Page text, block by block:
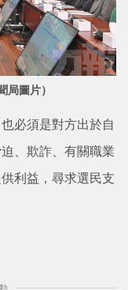
局圖片）
必須是對方出於自
、欺詐、有關職業
利益，尋求選民支